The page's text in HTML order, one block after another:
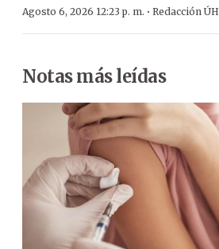
Agosto 6, 2026 12:23 p. m. · Redacción ÚH
Notas más leídas